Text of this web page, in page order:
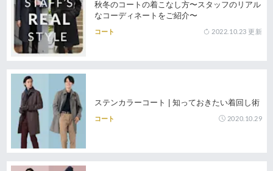
秋冬のコートの着こなし方〜スタッフのリアル
なコーディネートをご紹介〜
コート 2022.10.23 更新
ステンカラーコート | 知っておきたい着回し術
コート 2020.10.29